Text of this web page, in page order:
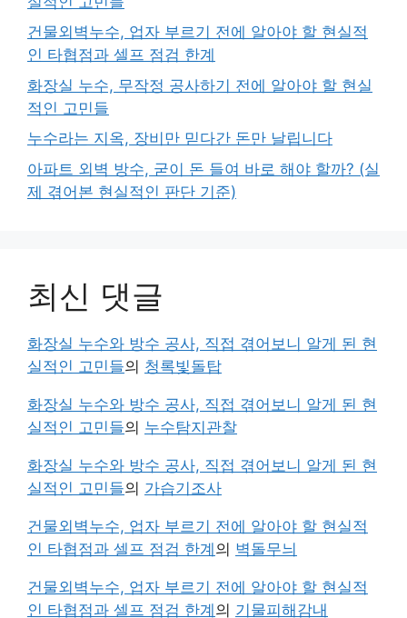
건물외벽누수, 업자 부르기 전에 알아야 할 현실적
인 타협점과 셀프 점검 한계
화장실 누수, 무작정 공사하기 전에 알아야 할 현실
적인 고민들
누수라는 지옥, 장비만 믿다간 돈만 날립니다
아파트 외벽 방수, 굳이 돈 들여 바로 해야 할까? (실
제 겪어본 현실적인 판단 기준)
최신 댓글
화장실 누수와 방수 공사, 직접 겪어보니 알게 된 현
실적인 고민들의 청록빛돌탑
화장실 누수와 방수 공사, 직접 겪어보니 알게 된 현
실적인 고민들의 누수탐지관찰
화장실 누수와 방수 공사, 직접 겪어보니 알게 된 현
실적인 고민들의 가습기조사
건물외벽누수, 업자 부르기 전에 알아야 할 현실적
인 타협점과 셀프 점검 한계의 벽돌무늬
건물외벽누수, 업자 부르기 전에 알아야 할 현실적
인 타협점과 셀프 점검 한계의 기물피해감내